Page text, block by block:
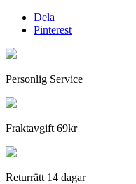
Dela
Pinterest
Personlig Service
Fraktavgift 69kr
Returrätt 14 dagar